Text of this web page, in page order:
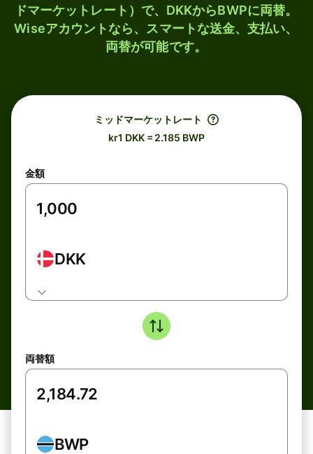
ドマーケットレート）で、DKKからBWPに両替。
Wiseアカウントなら、スマートな送金、支払い、
両替が可能です。
ミッドマーケットレート
kr1 DKK = 2.185 BWP
金額
DKK
両替額
BWP